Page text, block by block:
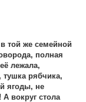
той же семейной
полная
лежала,
тушка рябчика,
ягоды, не
вокруг стола